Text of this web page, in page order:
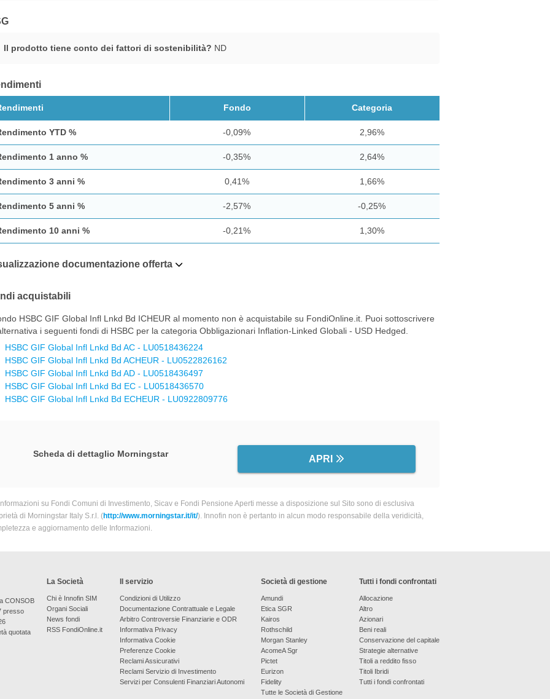
Il prodotto tiene conto dei fattori di sostenibilità? ND
Fondo Categoria
YTD % -0,09% 2,96%
1 anno % -0,35% 2,64%
3 anni % 0,41% 1,66%
5 anni % -2,57% -0,25%
10 anni % -0,21% 1,30%
documentazione offerta
acquistabili
HSBC GIF Global Infl Lnkd Bd ICHEUR al momento non è acquistabile su FondiOnline.it. Puoi sottoscrivere
i seguenti fondi di HSBC per la categoria Obbligazionari Inflation-Linked Globali - USD Hedged.
HSBC GIF Global Infl Lnkd Bd AC - LU0518436224
HSBC GIF Global Infl Lnkd Bd ACHEUR - LU0522826162
HSBC GIF Global Infl Lnkd Bd AD - LU0518436497
HSBC GIF Global Infl Lnkd Bd EC - LU0518436570
HSBC GIF Global Infl Lnkd Bd ECHEUR - LU0922809776
Scheda di dettaglio Morningstar APRI
su Fondi Comuni di Investimento, Sicav e Fondi Pensione Aperti messe a disposizione sul Sito sono di esclusiva
di Morningstar Italy S.r.l. (http://www.morningstar.it/it/). Innofin non è pertanto in alcun modo responsabile della veridicità,
e aggiornamento delle Informazioni.
La Società
Chi è Innofin SIM
Organi Sociali
News fondi
RSS FondiOnline.it
Il servizio
Condizioni di Utilizzo
Documentazione Contrattuale e Legale
Arbitro Controversie Finanziarie e ODR
Informativa Privacy
Informativa Cookie
Preferenze Cookie
Reclami Assicurativi
Reclami Servizio di Investimento
Servizi per Consulenti Finanziari Autonomi
Società di gestione
Amundi
Etica SGR
Kairos
Rothschild
Morgan Stanley
AcomeA Sgr
Pictet
Eurizon
Fidelity
Tutte le Società di Gestione
Tutti i fondi confrontati
Allocazione
Altro
Azionari
Beni reali
Conservazione del capitale
Strategie alternative
Titoli a reddito fisso
Titoli Ibridi
Tutti i fondi confrontati
CONSOB
presso
quotata